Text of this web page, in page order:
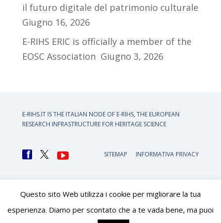
il futuro digitale del patrimonio culturale
Giugno 16, 2026
E-RIHS ERIC is officially a member of the
EOSC Association Giugno 3, 2026
E-RIHS.IT IS THE ITALIAN NODE OF E-RIHS, THE EUROPEAN
RESEARCH INFRASTRUCTURE FOR HERITAGE SCIENCE
SITEMAP INFORMATIVA PRIVACY
Questo sito Web utilizza i cookie per migliorare la tua
esperienza. Diamo per scontato che a te vada bene, ma puoi